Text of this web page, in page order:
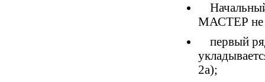
МАСТЕР не
первый
2а);